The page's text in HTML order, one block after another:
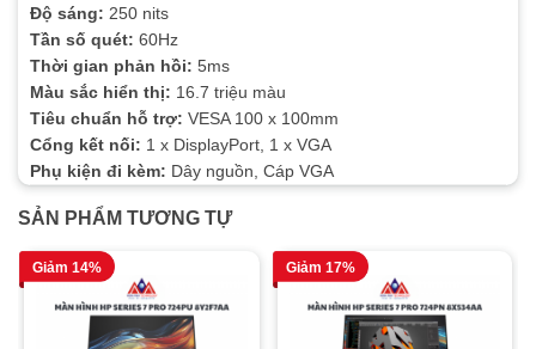
Độ sáng: 250 nits
Tần số quét: 60Hz
Thời gian phản hồi: 5ms
Màu sắc hiển thị: 16.7 triệu màu
Tiêu chuẩn hỗ trợ: VESA 100 x 100mm
Cổng kết nối: 1 x DisplayPort, 1 x VGA
Phụ kiện đi kèm: Dây nguồn, Cáp VGA
SẢN PHẨM TƯƠNG TỰ
Giảm 14% Giảm 17%